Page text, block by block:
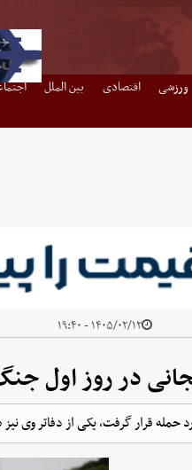
ورزشی اقتصادی بین الملل
۱۴۰۵/۰۲/۱۲ - ۱۹:۴۰
در روز اول
حمله قرار گرفت، یکی از دفاتر وی